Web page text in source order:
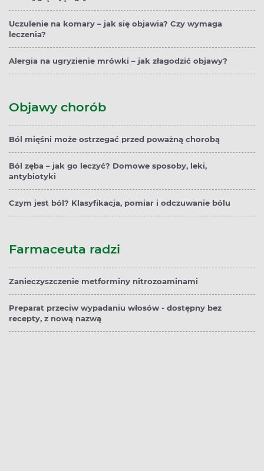
Uczulenie na komary – jak się objawia? Czy wymaga
leczenia?
Alergia na ugryzienie mrówki – jak złagodzić objawy?
Objawy chorób
Ból mięśni może ostrzegać przed poważną chorobą
Ból zęba – jak go leczyć? Domowe sposoby, leki,
antybiotyki
Czym jest ból? Klasyfikacja, pomiar i odczuwanie bólu
Farmaceuta radzi
Zanieczyszczenie metforminy nitrozoaminami
Preparat przeciw wypadaniu włosów - dostępny bez
recepty, z nową nazwą